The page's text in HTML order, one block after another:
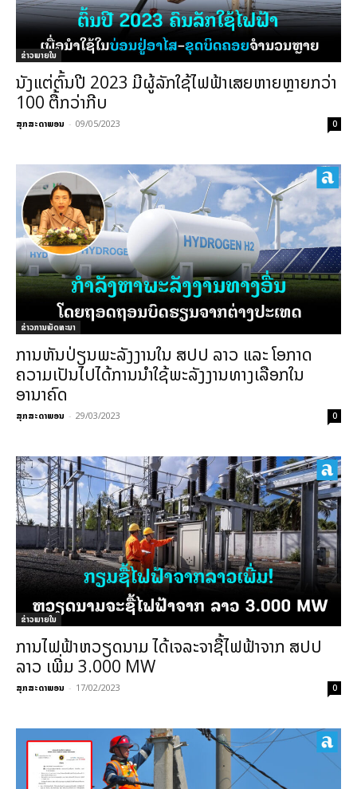
ຂ່າວພາຍ​ໃນ
ນັງແຕ່ຕົ້ນປີ 2023 ມີຜູ້ລັກໃຊ້ໄຟຟ້າເສຍຫາຍຫຼາຍກວ່າ
100 ຕື້ກວ່າກີບ
ສຸກສະດາພອນ - 09/05/2023 0
ຂ່າວການພັດທະນາ
ການຫັນປ່ຽນພະລັງງານໃນ ສປປ ລາວ ແລະ ໂອກາດ
ຄວາມເປັນໄປໄດ້ການນໍາໃຊ້ພະລັງງານທາງເລືອກໃນ
ອານາຄົດ
ສຸກສະດາພອນ - 29/03/2023 0
ຂ່າວພາຍ​ໃນ
ການໄຟຟ້າຫວຽດນາມ ໄດ້ເຈລະຈາຊື້ໄຟຟ້າຈາກ ສປປ
ລາວ ເພີ່ມ 3.000 MW
ສຸກສະດາພອນ - 17/02/2023 0